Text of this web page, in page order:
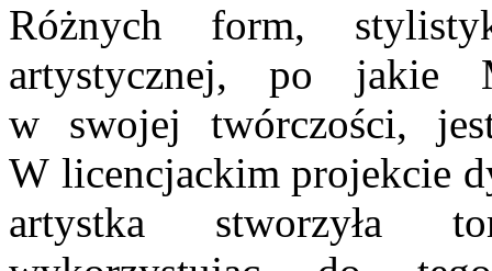
Różnych form,
artystycznej, po jakie
w swojej twórczości,
W licencjackim projekcie
artystka stworzyła